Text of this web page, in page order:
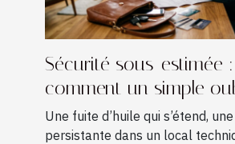
Sécurité sous-estimée :
comment un simple
coûter cher
Une fuite d’huile qui s’étend,
persistante dans un local